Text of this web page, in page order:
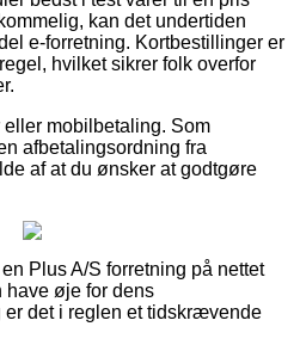
kan det undertiden
e-forretning. Kortbestillinger er
hvilket sikrer folk overfor
mobilbetaling. Som
afbetalingsordning fra
af at du ønsker at godtgøre
Plus A/S forretning på nettet
have øje for dens
er det i reglen et tidskrævende